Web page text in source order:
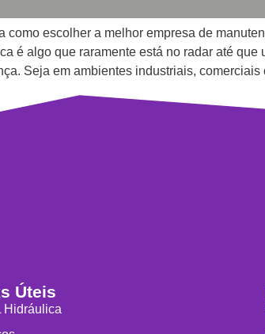
como escolher a melhor empresa de
é algo que raramente está no radar até
Seja em ambientes industriais,
Úteis
Hidráulica